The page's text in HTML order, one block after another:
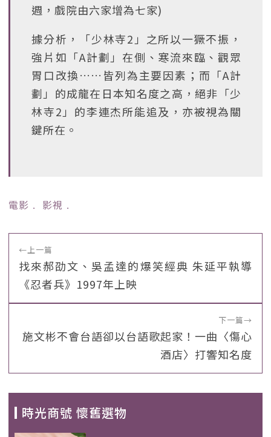
週，戲院由六家增為七家)
據分析，「少林寺2」之所以一獗不振，
強片如「A計劃」在側、寒流來臨、觀眾
胃口改換……皆列為主要因素；而「A計
劃」的成龍在日本知名度之高，絕非「少
林寺2」的李連杰所能追及，亦被視為關
鍵所在。
電影 ﹒ 影視 ﹒
←上一篇
找來郝劭文、吳孟達的爆笑經典 朱延平執導
《忍者兵》1997年上映
下一篇→
施文彬不會台語卻以台語歌起家！一曲〈傷心
酒店〉打響知名度
時光商號 懷舊選物